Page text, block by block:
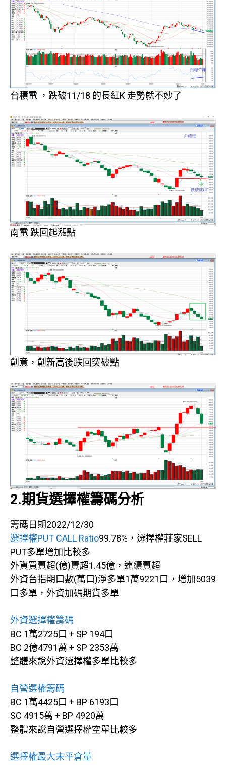
台積電 ，跌破11/18 的長紅K 走勢就不妙了
南電 跌回起漲點
創意，創新高後跌回突破點
2.期貨選擇權籌碼分析
籌碼日期2022/12/30
選擇權PUT CALL Ratio99.78%，選擇權莊家SELL
PUT多單增加比較多
外資買賣超(億)賣超1.45億，連續賣超
外資台指期口數(萬口)淨多單1萬9221口，增加5039
口多單，外資加碼期貨多單
外資選擇權籌碼
BC 1萬2725口 + SP 194口
BC 2億4791萬 + SP 2353萬
整體來說外資選擇權多單比較多
自營選權籌碼
BC 1萬4425口 + BP 6193口
SC 4915萬 + BP 4920萬
整體來說自營選擇權空單比較多
選擇權最大未平倉量